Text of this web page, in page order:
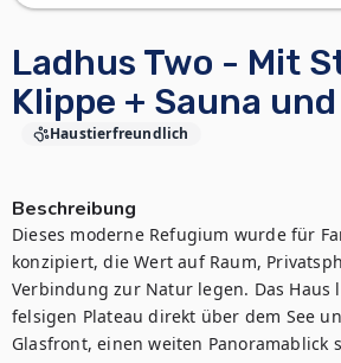
Ladhus Two - Mit
Klippe + Sauna
Haustierfreundlich
Beschreibung
Dieses moderne Refugium wurde für
konzipiert, die Wert auf Raum,
Verbindung zur Natur legen. Das Haus
felsigen Plateau direkt über dem See
Glasfront, einen weiten Panoramablick